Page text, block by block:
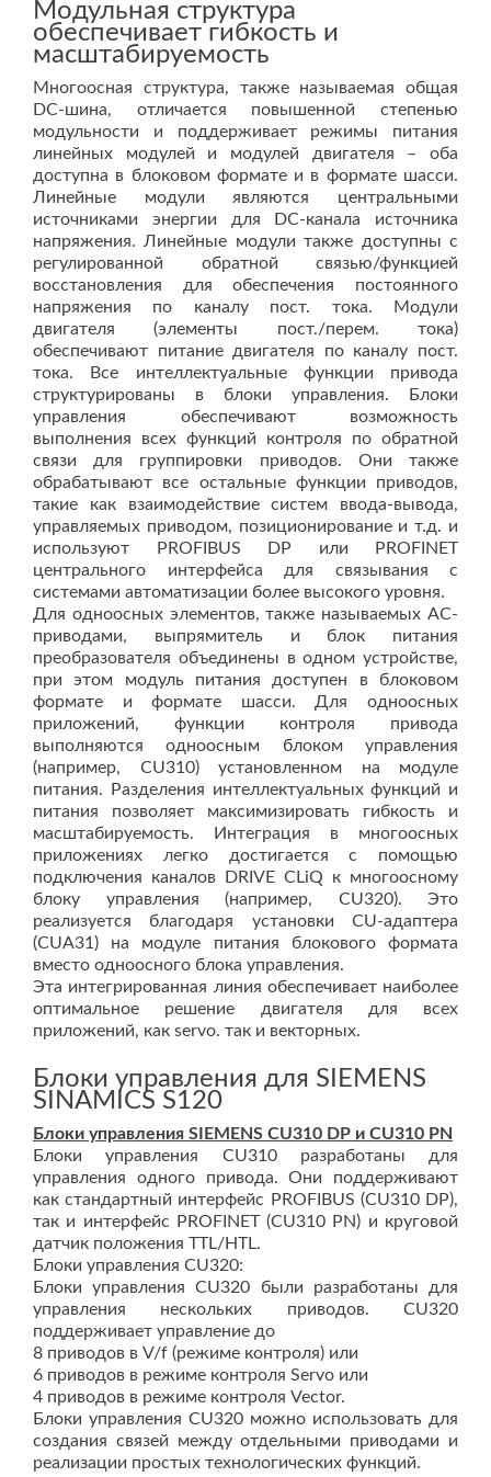
Модульная структура
обеспечивает гибкость и
масштабируемость
Многоосная структура, также называемая общая
DC-шина, отличается повышенной степенью
модульности и поддерживает режимы питания
линейных модулей и модулей двигателя – оба
доступна в блоковом формате и в формате шасси.
Линейные модули являются центральными
источниками энергии для DC-канала источника
напряжения. Линейные модули также доступны с
регулированной обратной связью/функцией
восстановления для обеспечения постоянного
напряжения по каналу пост. тока. Модули
двигателя (элементы пост./перем. тока)
обеспечивают питание двигателя по каналу пост.
тока. Все интеллектуальные функции привода
структурированы в блоки управления. Блоки
управления обеспечивают возможность
выполнения всех функций контроля по обратной
связи для группировки приводов. Они также
обрабатывают все остальные функции приводов,
такие как взаимодействие систем ввода-вывода,
управляемых приводом, позиционирование и т.д. и
используют PROFIBUS DP или PROFINET
центрального интерфейса для связывания с
системами автоматизации более высокого уровня.
Для одноосных элементов, также называемых AC-
приводами, выпрямитель и блок питания
преобразователя объединены в одном устройстве,
при этом модуль питания доступен в блоковом
формате и формате шасси. Для одноосных
приложений, функции контроля привода
выполняются одноосным блоком управления
(например, CU310) установленном на модуле
питания. Разделения интеллектуальных функций и
питания позволяет максимизировать гибкость и
масштабируемость. Интеграция в многоосных
приложениях легко достигается с помощью
подключения каналов DRIVE CLiQ к многоосному
блоку управления (например, CU320). Это
реализуется благодаря установки CU-адаптера
(CUA31) на модуле питания блокового формата
вместо одноосного блока управления.
Эта интегрированная линия обеспечивает наиболее
оптимальное решение двигателя для всех
приложений, как servo. так и векторных.
Блоки управления для SIEMENS
SINAMICS S120
Блоки управления SIEMENS CU310 DP и CU310 PN
Блоки управления CU310 разработаны для
управления одного привода. Они поддерживают
как стандартный интерфейс PROFIBUS (CU310 DP),
так и интерфейс PROFINET (CU310 PN) и круговой
датчик положения TTL/HTL.
Блоки управления CU320:
Блоки управления CU320 были разработаны для
управления нескольких приводов. CU320
поддерживает управление до
8 приводов в V/f (режиме контроля) или
6 приводов в режиме контроля Servo или
4 приводов в режиме контроля Vector.
Блоки управления CU320 можно использовать для
создания связей между отдельными приводами и
реализации простых технологических функций.